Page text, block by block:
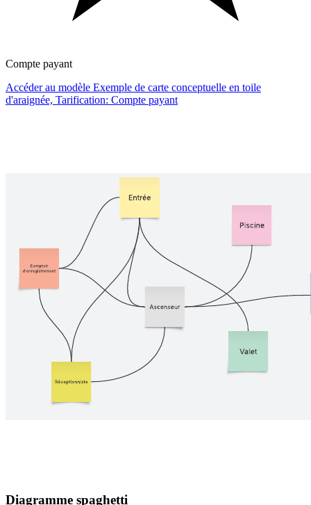
Compte payant
Accéder au modèle Exemple de carte conceptuelle en toile
d'araignée, Tarification: Compte payant
Diagramme spaghetti